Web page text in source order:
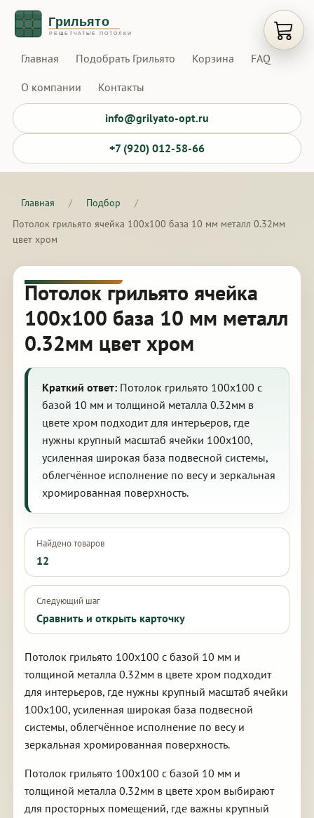
Главная Подобрать Грильято Корзина FAQ
О компании Контакты
info@grilyato-opt.ru
+7 (920) 012-58-66
Главная / Подбор
/
Потолок грильято ячейка 100х100 база 10 мм металл 0.32мм
цвет хром
Потолок грильято ячейка
100х100 база 10 мм металл
0.32мм цвет хром
Краткий ответ:Потолок грильято 100х100 с
базой 10 мм и толщиной металла 0.32мм в
цвете хром подходит для интерьеров, где
нужны крупный масштаб ячейки 100х100,
усиленная широкая база подвесной системы,
облегчённое исполнение по весу и зеркальная
хромированная поверхность.
Найдено товаров
12
Следующий шаг
Сравнить и открыть карточку
Потолок грильято 100х100 с базой 10 мм и
толщиной металла 0.32мм в цвете хром подходит
для интерьеров, где нужны крупный масштаб ячейки
100х100, усиленная широкая база подвесной
системы, облегчённое исполнение по весу и
зеркальная хромированная поверхность.
Потолок грильято 100х100 с базой 10 мм и
толщиной металла 0.32мм в цвете хром выбирают
для просторных помещений, где важны крупный